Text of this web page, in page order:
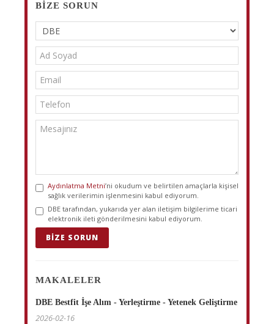
BIZE SORUN
Aydınlatma Metni’ni okudum ve belirtilen amaçlarla kişisel
sağlık verilerimin işlenmesini kabul ediyorum.
DBE tarafından, yukarıda yer alan iletişim bilgilerime ticari
elektronik ileti gönderilmesini kabul ediyorum.
BIZE SORUN
MAKALELER
DBE Bestfit İşe Alım - Yerleştirme - Yetenek Geliştirme
2026-02-16